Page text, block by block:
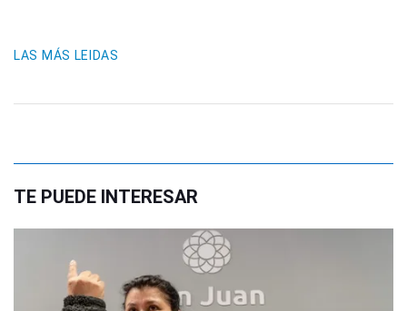
LAS MÁS LEIDAS
TE PUEDE INTERESAR